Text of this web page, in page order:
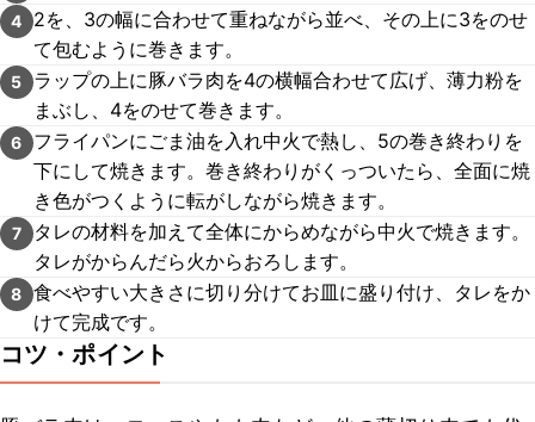
4
2を、3の幅に合わせて重ねながら並べ、その上に3をのせ
て包むように巻きます。
5
ラップの上に豚バラ肉を4の横幅合わせて広げ、薄力粉を
まぶし、4をのせて巻きます。
6
フライパンにごま油を入れ中火で熱し、5の巻き終わりを
下にして焼きます。巻き終わりがくっついたら、全面に焼
き色がつくように転がしながら焼きます。
7
タレの材料を加えて全体にからめながら中火で焼きます。
タレがからんだら火からおろします。
8 食べやすい大きさに切り分けてお皿に盛り付け、タレをか
けて完成です。
コツ・ポイント